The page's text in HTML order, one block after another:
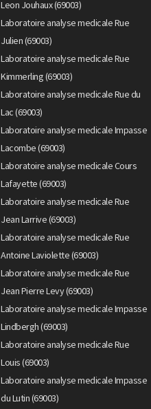
Leon Jouhaux (69003)
Laboratoire analyse medicale Rue
Julien (69003)
Laboratoire analyse medicale Rue
Kimmerling (69003)
Laboratoire analyse medicale Rue du
Lac (69003)
Laboratoire analyse medicale Impasse
Lacombe (69003)
Laboratoire analyse medicale Cours
Lafayette (69003)
Laboratoire analyse medicale Rue
Jean Larrive (69003)
Laboratoire analyse medicale Rue
Antoine Laviolette (69003)
Laboratoire analyse medicale Rue
Jean Pierre Levy (69003)
Laboratoire analyse medicale Impasse
Lindbergh (69003)
Laboratoire analyse medicale Rue
Louis (69003)
Laboratoire analyse medicale Impasse
du Lutin (69003)